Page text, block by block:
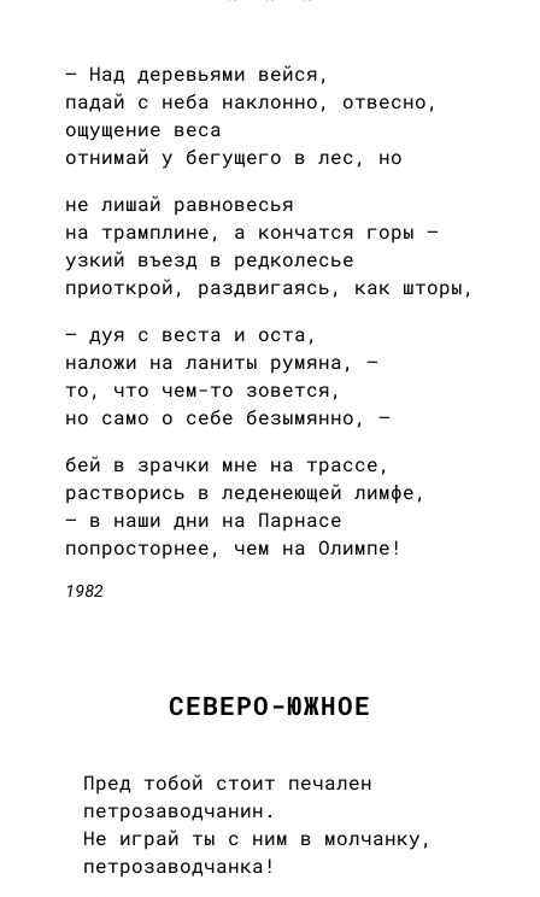
— Над деревьями вейся,
падай с неба наклонно, отвесно,
ощущение веса
отнимай у бегущего в лес, но
не лишай равновесья
на трамплине, а кончатся горы —
узкий въезд в редколесье
приоткрой, раздвигаясь, как шторы,
— дуя с веста и оста,
наложи на ланиты румяна, —
то, что чем-то зовется,
но само о себе безымянно, —
бей в зрачки мне на трассе,
растворись в леденеющей лимфе,
— в наши дни на Парнасе
попросторнее, чем на Олимпе!
1982
CЕВЕРО-ЮЖНОЕ
Пред тобой стоит печален
петрозаводчанин.
Не играй ты с ним в молчанку,
петрозаводчанка!